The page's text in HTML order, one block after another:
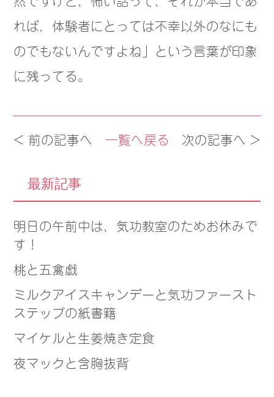
れば、体験者にとっては不幸以外のなにも
のでもないんですよね」という言葉が印象
に残ってる。
< 前の記事へ 一覧へ戻る 次の記事へ >
最新記事
明日の午前中は、気功教室のためお休みで
す！
桃と五禽戯
ミルクアイスキャンデーと気功ファースト
ステップの紙書籍
マイケルと生姜焼き定食
夜マックと含胸抜背